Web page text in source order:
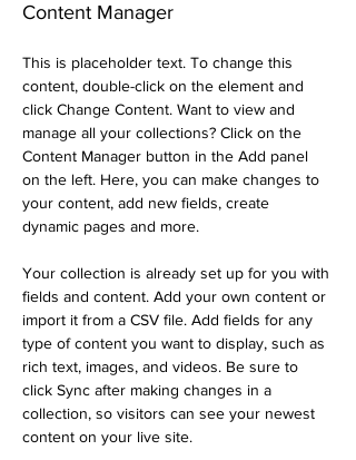
Content Manager
This is placeholder text. To change this
content, double-click on the element and
click Change Content. Want to view and
manage all your collections? Click on the
Content Manager button in the Add panel
on the left. Here, you can make changes to
your content, add new fields, create
dynamic pages and more.
Your collection is already set up for you with
fields and content. Add your own content or
import it from a CSV file. Add fields for any
type of content you want to display, such as
rich text, images, and videos. Be sure to
click Sync after making changes in a
collection, so visitors can see your newest
content on your live site.